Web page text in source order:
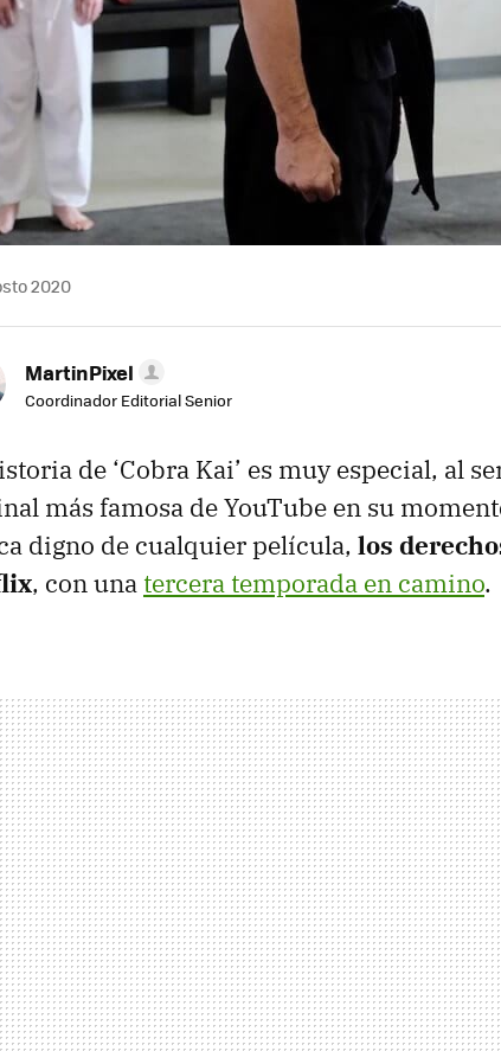
2020
MartinPixel
Coordinador Editorial Senior
de ‘Cobra Kai’ es muy especial, al
más famosa de YouTube en su
digno de cualquier película, los
, con unatercera temporada en camino.